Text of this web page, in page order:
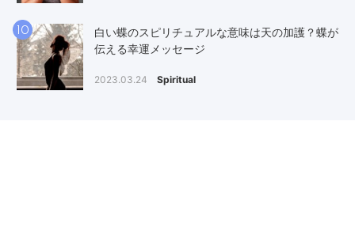
10
白い蝶のスピリチュアルな意味は天の加護？蝶が
伝える幸運メッセージ
2023.03.24 Spiritual